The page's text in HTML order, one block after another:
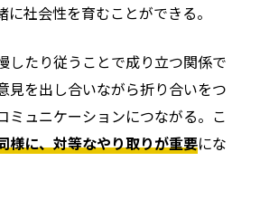
に社会性を育むことができる。
したり従うことで成り立つ関係で
見を出し合いながら折り合いをつ
ミュニケーションにつながる。こ
様に、対等なやり取りが重要にな